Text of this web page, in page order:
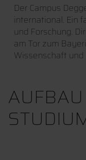
Der Campus
international. Ein
und Forschung.
am Tor zum
Wissenschaft